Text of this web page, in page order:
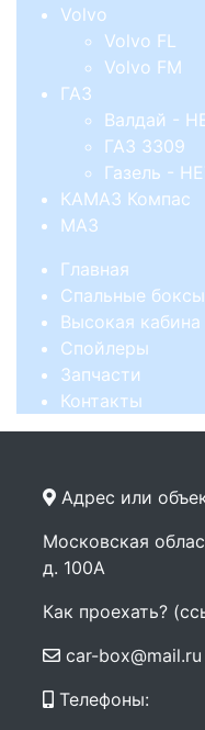
Volvo
Volvo FL
Volvo FM
ГАЗ
Валдай -
ГАЗ 3309
Газель -
КАМАЗ Компас
МАЗ
Главная
Спальные боксы
Высокая кабина
Спойлеры
Запчасти
Контакты
Адрес или
Московская
д. 100А
Как проехать?
car-box@mail.ru
Телефоны: